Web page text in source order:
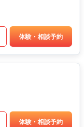
体験・相談予約
体験・相談予約